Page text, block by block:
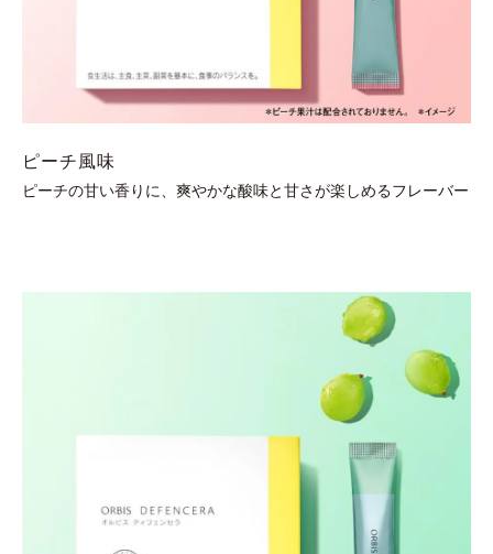
ピーチ風味
ピーチの甘い香りに、爽やかな酸味と甘さが楽しめるフレーバー